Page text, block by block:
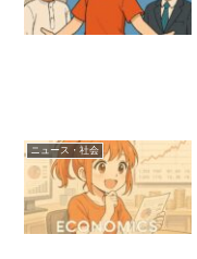
ニュース・社会